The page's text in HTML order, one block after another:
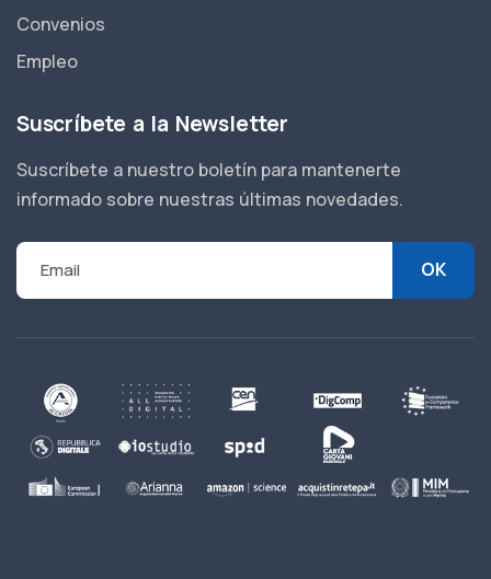
Convenios
Empleo
Suscríbete a la Newsletter
Suscríbete a nuestro boletín para mantenerte
informado sobre nuestras últimas novedades.
Email